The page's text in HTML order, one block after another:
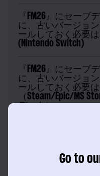
『FM26』にセーブ
に、古いバージョ
ールしておく必要
(Nintendo Switch)
『FM26』にセーブ
に、古いバージョ
ールしておく必要
（Steam/Epic/MS
データ）
『FM26』にセーブ
に、古いバージョ
（Steamクラウド）
Go to